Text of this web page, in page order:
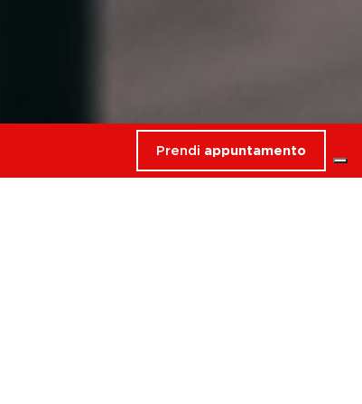
Prendi appuntamento